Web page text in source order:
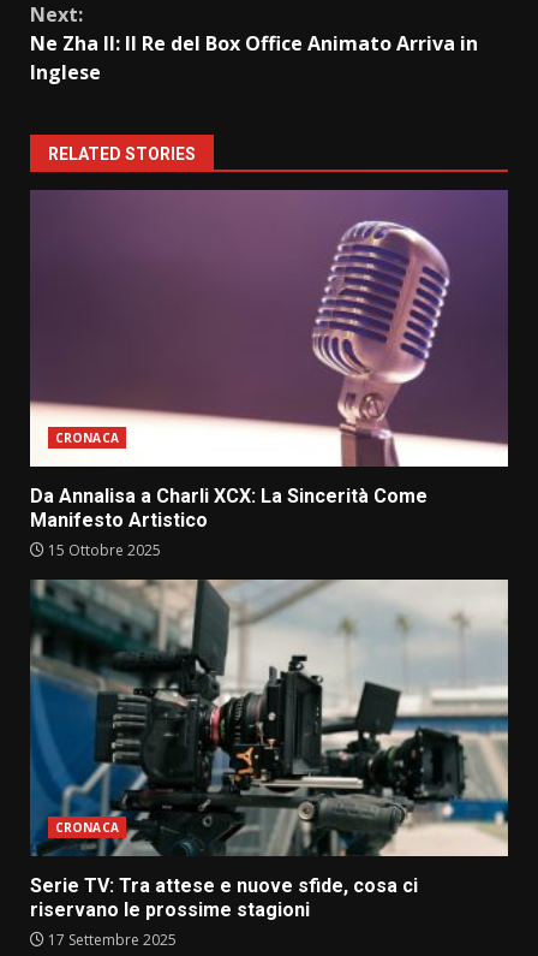
Next:
Ne Zha II: Il Re del Box Office Animato Arriva in
Inglese
RELATED STORIES
CRONACA
Da Annalisa a Charli XCX: La Sincerità Come
Manifesto Artistico
15 Ottobre 2025
CRONACA
Serie TV: Tra attese e nuove sfide, cosa ci
riservano le prossime stagioni
17 Settembre 2025